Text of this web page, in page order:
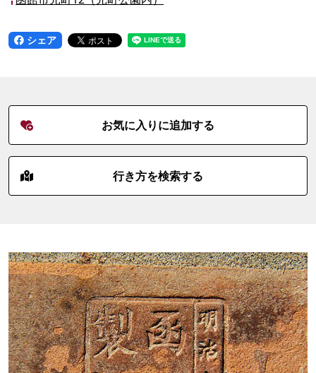
シェア
お気に入りに追加する
行き方を検索する